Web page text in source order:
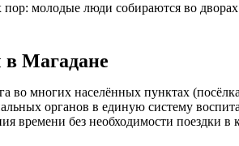
молодые люди собираются во
Магадане
во многих населённых пунктах
органов в единую систему
времени без необходимости поездки